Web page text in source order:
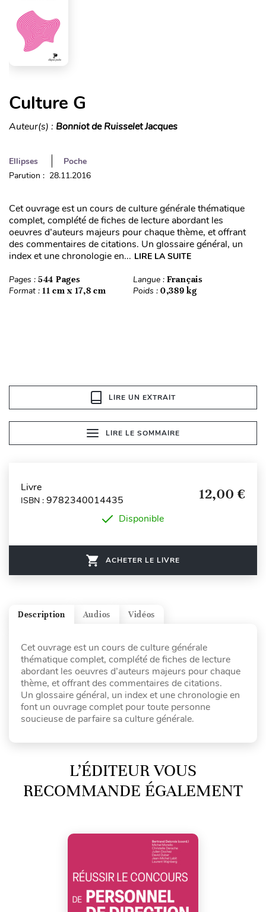
Culture G
Auteur(s) : Bonniot de Ruisselet Jacques
Ellipses
Poche
Parution : 28.11.2016
Cet ouvrage est un cours de culture générale thématique
complet, complété de fiches de lecture abordant les
oeuvres d’auteurs majeurs pour chaque thème, et offrant
des commentaires de citations. Un glossaire général, un
index et une chronologie en... LIRE LA SUITE
Pages : 544 Pages Langue : Français
Format : 11 cm x 17,8 cm Poids : 0,389 kg
LIRE UN EXTRAIT
LIRE LE SOMMAIRE
Livre
ISBN : 9782340014435 12,00 €
Disponible
ACHETER LE LIVRE
Vidéos
Audios
Description
Cet ouvrage est un cours de culture générale
thématique complet, complété de fiches de lecture
abordant les oeuvres d’auteurs majeurs pour chaque
thème, et offrant des commentaires de citations.
Un glossaire général, un index et une chronologie en
font un ouvrage complet pour toute personne
soucieuse de parfaire sa culture générale.
L’ÉDITEUR VOUS
RECOMMANDE ÉGALEMENT